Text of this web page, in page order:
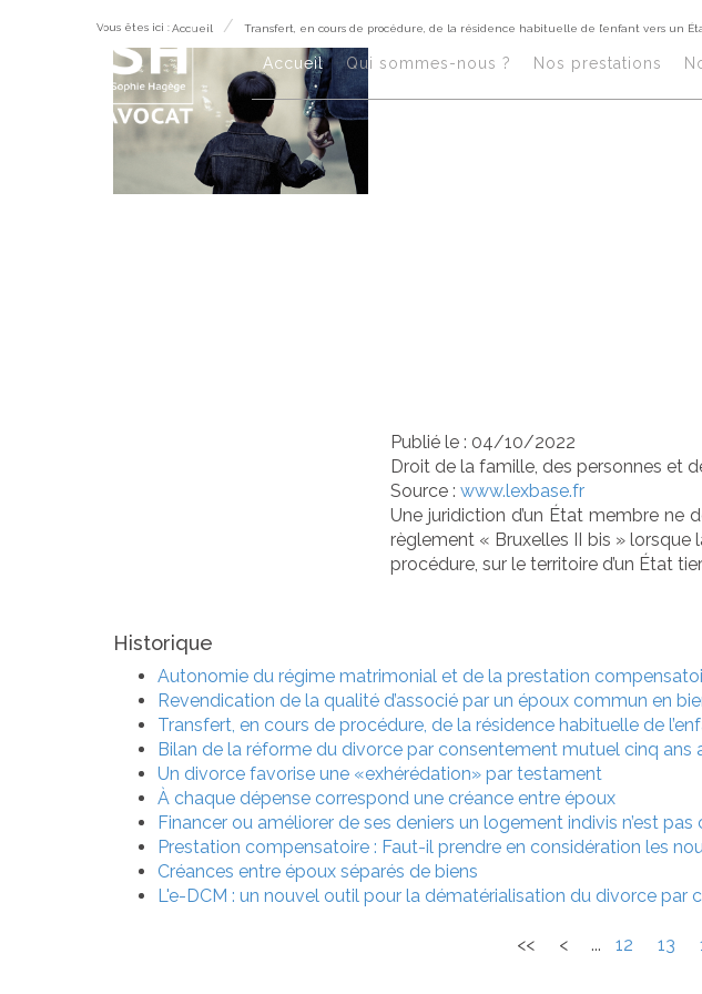
Accueil Qui sommes-nous ?​ Nos prestations​
Vous êtes ici :Accueil Transfert, en cours de procédure, de la résidence habituelle de l’enfant vers un
Publié le : 04/10/2022
Droit de la famille, des personnes et
Source : www.lexbase.fr
Une juridiction d’un État membre ne
règlement « Bruxelles II bis » lorsque
procédure, sur le territoire d’un État
Historique
Autonomie du régime matrimonial et de la prestation
Revendication de la qualité d’associé par un époux commun en
Transfert, en cours de procédure, de la résidence habituelle de
Bilan de la réforme du divorce par consentement mutuel cinq ans
Un divorce favorise une «exhérédation» par testament
À chaque dépense correspond une créance entre époux
Financer ou améliorer de ses deniers un logement indivis n’est
Prestation compensatoire : Faut-il prendre en considération les
Créances entre époux séparés de biens
L'e-DCM : un nouvel outil pour la dématérialisation du divorce par
<< < ... 12 13